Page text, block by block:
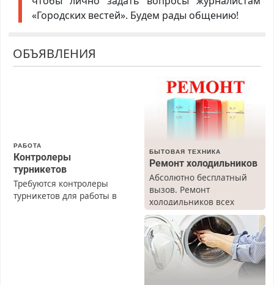
«Городских вестей». Будем рады общению!
ОБЪЯВЛЕНИЯ
РАБОТА
Контролеры
турникетов
Требуются контролеры
турникетов для работы в
БЫТОВАЯ ТЕХНИКА
Ремонт холодильников
Абсолютно бесплатный
вызов. Ремонт
холодильников всех
марок на дому, с
гарантией. Все р-ны.
Срочно. Без выходных.
Пенсионерам – скидки до
40%. Мастер со стажем.